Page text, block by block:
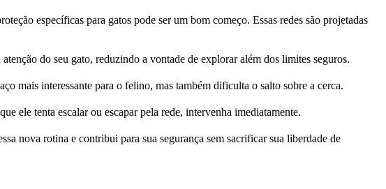
específicas para gatos pode ser um bom começo. Essas redes são projetadas
do seu gato, reduzindo a vontade de explorar além dos limites seguros.
mais interessante para o felino, mas também dificulta o salto sobre a cerca.
ele tenta escalar ou escapar pela rede, intervenha imediatamente.
nova rotina e contribui para sua segurança sem sacrificar sua liberdade de